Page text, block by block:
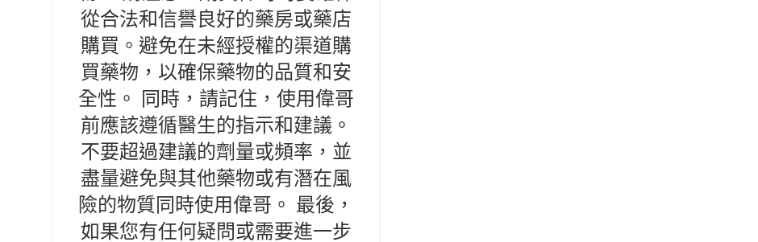
從合法和信譽良好的藥房或藥店
購買。避免在未經授權的渠道購
買藥物，以確保藥物的品質和安
全性。 同時，請記住，使用偉哥
前應該遵循醫生的指示和建議。
不要超過建議的劑量或頻率，並
盡量避免與其他藥物或有潛在風
險的物質同時使用偉哥。 最後，
如果您有任何疑問或需要進一步